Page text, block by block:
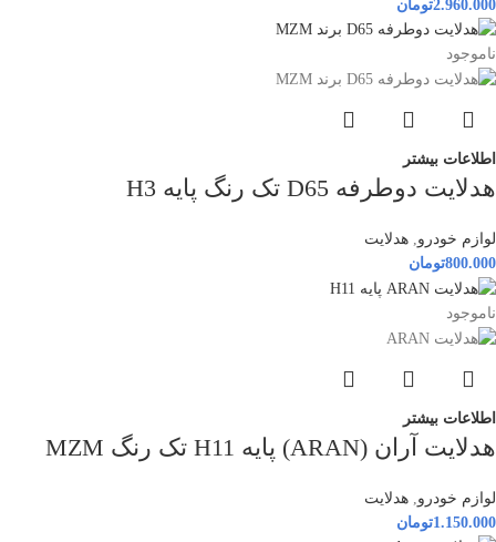
2.960.000تومان
ناموجود
اطلاعات بیشتر
هدلایت دوطرفه D65 تک رنگ پایه H3
لوازم خودرو, هدلایت
800.000تومان
ناموجود
اطلاعات بیشتر
هدلایت آران (ARAN) پایه H11 تک رنگ MZM
لوازم خودرو هدلایت
1.150.000تومان